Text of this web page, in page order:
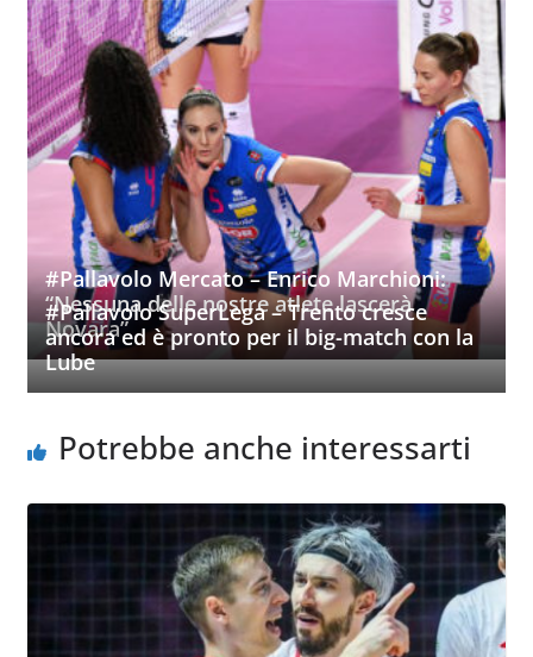
#Pallavolo Mercato – Enrico Marchioni:
“Nessuna delle nostre atlete lascerà
Novara”
#Pallavolo SuperLega – Trento cresce
ancora ed è pronto per il big-match con la
Lube
Potrebbe anche interessarti